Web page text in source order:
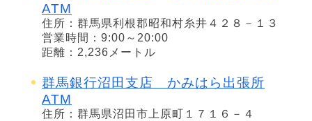
ATM
住所：群馬県利根郡昭和村糸井４２８－１３
営業時間：9:00～20:00
距離：2,236メートル
群馬銀行沼田支店 かみはら出張所
ATM
住所：群馬県沼田市上原町１７１６－４